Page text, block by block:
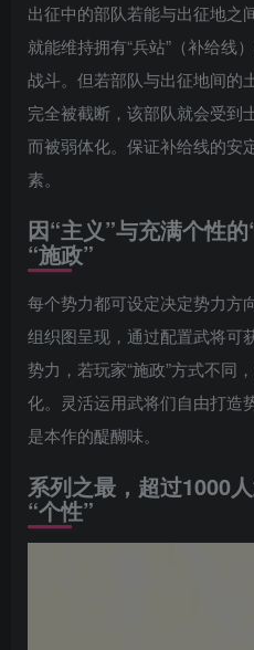
出征中的部队若能与出征地之
就能维持拥有“兵站”（补给线
战斗。但若部队与出征地间的
完全被截断，该部队就会受到
而被弱体化。保证补给线的安
素。
因“主义”与充满个性
“施政”
每个势力都可设定决定势力方
组织图呈现，通过配置武将可
势力，若玩家“施政”方式不同
化。灵活运用武将们自由打造
是本作的醍醐味。
系列之最，超过1000
“个性”